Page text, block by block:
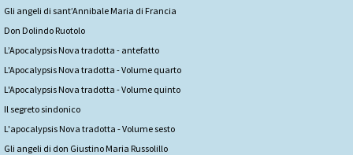
Gli angeli di sant’Annibale Maria di Francia
Don Dolindo Ruotolo
L’Apocalypsis Nova tradotta - antefatto
L'Apocalypsis Nova tradotta - Volume quarto
L'Apocalypsis Nova tradotta - Volume quinto
Il segreto sindonico
L'apocalypsis Nova tradotta - Volume sesto
Gli angeli di don Giustino Maria Russolillo